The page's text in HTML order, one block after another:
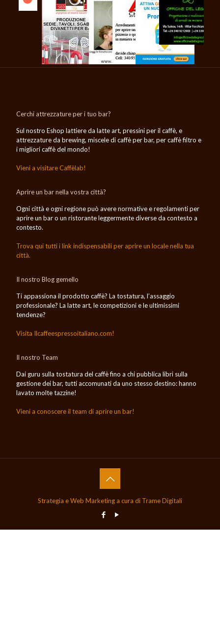
Cerchi attrezzature per i tuo bar?
Sul nostro Eshop lattiere da latte art, pressini per il caffè, e
attrezzature da brewing, miscele di caffè per bar, per caffè filtro e
i migliori caffè del mondo!
Vieni a visitare Caffèlab!
Aprire un bar nella vostra città?
Ogni città e ogni regione può avere normative e regolamenti per
aprire un bar o un ristorante leggermente diverse da contesto a
contesto.
Trova qui tutti i link indispensabili per aprire un locale nella tua
città.
Il nostro Blog gemello
Ti appassiona il prodotto caffè? La tostatura, l’assaggio
professionale? La latte art, le competizioni e le ultimissimi
tendenze?
Visita Ilcaffeespressoitaliano.com!
Il nostro Team
Dai guru sulla tostatura del caffè fino a chi pubblica libri sulla
gestione dei bar, tutti accomunati da uno stesso destino: hanno
lavato molte tazzine!
Vieni a conoscere il team di aprire un bar!
Strategia e Web Marketing a cura di Trame Digitali